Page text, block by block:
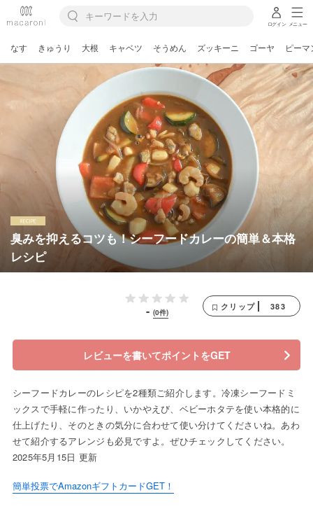
ログイン メニュー
なす きゅうり 大根 キャベツ そうめん ズッキーニ ゴーヤ ピーマ
臭みを抑えるコツも！シーフードカレーの簡単＆本格
レシピ
- (0件)
クリップ 383
レビューを書いてポイントをGET
シーフードカレーのレシピを2種類ご紹介します。冷凍シーフードミ
ックスで手軽に作ったり、いかやえび、ベビーホタテを使い本格的に
仕上げたり、そのときの気分に合わせて使い分けてくださいね。あわ
せて紹介するアレンジも必見ですよ。ぜひチェックしてください。
2025年5月15日 更新
簡単投票でAmazonギフトカードGET！